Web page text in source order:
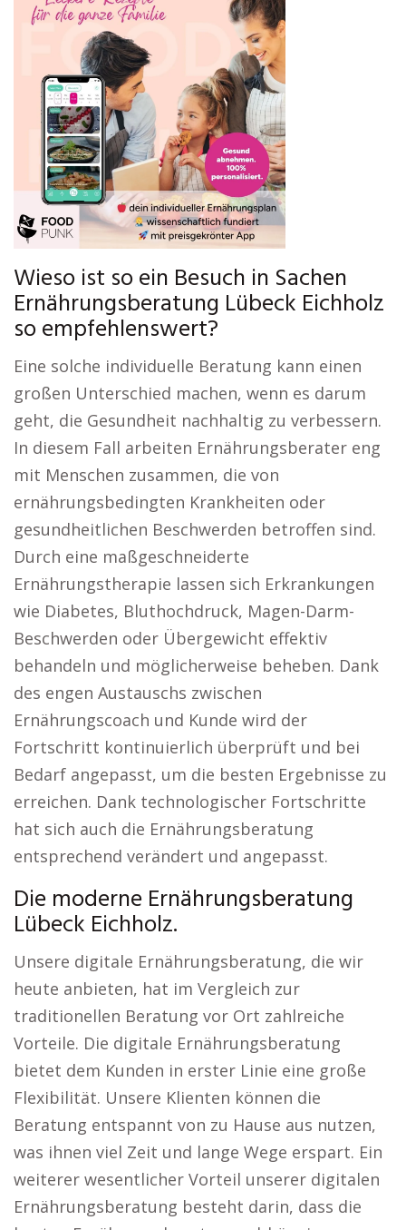
Wieso ist so ein Besuch in Sachen
Ernährungsberatung Lübeck Eichholz
so empfehlenswert?
Eine solche individuelle Beratung kann einen
großen Unterschied machen, wenn es darum
geht, die Gesundheit nachhaltig zu verbessern.
In diesem Fall arbeiten Ernährungsberater eng
mit Menschen zusammen, die von
ernährungsbedingten Krankheiten oder
gesundheitlichen Beschwerden betroffen sind.
Durch eine maßgeschneiderte
Ernährungstherapie lassen sich Erkrankungen
wie Diabetes, Bluthochdruck, Magen-Darm-
Beschwerden oder Übergewicht effektiv
behandeln und möglicherweise beheben. Dank
des engen Austauschs zwischen
Ernährungscoach und Kunde wird der
Fortschritt kontinuierlich überprüft und bei
Bedarf angepasst, um die besten Ergebnisse zu
erreichen. Dank technologischer Fortschritte
hat sich auch die Ernährungsberatung
entsprechend verändert und angepasst.
Die moderne Ernährungsberatung
Lübeck Eichholz.
Unsere digitale Ernährungsberatung, die wir
heute anbieten, hat im Vergleich zur
traditionellen Beratung vor Ort zahlreiche
Vorteile. Die digitale Ernährungsberatung
bietet dem Kunden in erster Linie eine große
Flexibilität. Unsere Klienten können die
Beratung entspannt von zu Hause aus nutzen,
was ihnen viel Zeit und lange Wege erspart. Ein
weiterer wesentlicher Vorteil unserer digitalen
Ernährungsberatung besteht darin, dass die